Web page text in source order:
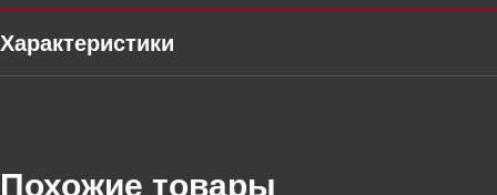
Характеристики
Похожие товары